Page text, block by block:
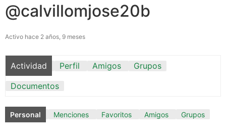
@calvillomjose20b
Activo hace 2 años, 9 meses
Actividad Perfil Amigos
Grupos
Documentos
Personal Menciones Favoritos Amigos Grupos